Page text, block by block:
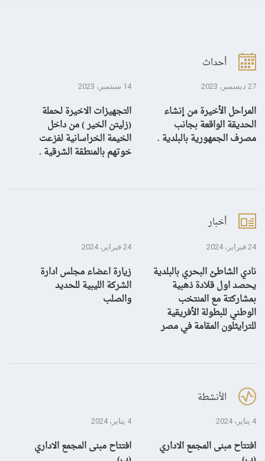
أحداث
27 ديسمبر، 2023
المراحل الأخيرة من إنشاء
الحديقة الواقعة بجانب
مصرف الجمهورية بالبلدية .
14 سبتمبر، 2023
التجهيزات الاخيرة لحملة
(زليتن الخير ) من داخل
الخيمة الخراسانية لفزعت
خوتهم بالمنطقة الشرقية .
أخبار
24 فبراير، 2024
نادي الشاطئ البحري بالبلدية
يحصد اول قلادة ذهبية
بمشاركتة مع المنتخب
الوطني للبطولة الأفريقية
للترايثلون المقامة في مصر
24 فبراير، 2024
زيارة اعضاء مجلس ادارة
الشركة الليبية للحديد
والصلب
الأنشطة
4 يناير، 2024
افتتاح مبنى المجمع الاداري
4 يناير، 2024
افتتاح مبنى المجمع الاداري